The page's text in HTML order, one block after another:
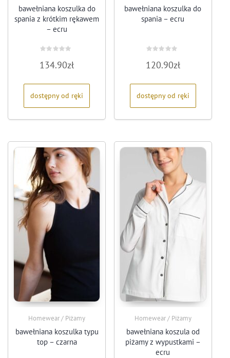
bawełniana koszulka do
spania z krótkim rękawem
– ecru
0
na
134.90zł
dostępny od ręki
bawełniana koszulka do
spania – ecru
0
na
120.90zł
dostępny od ręki
Homewear / Piżamy
bawełniana koszulka typu
top – czarna
Homewear / Piżamy
bawełniana koszula od
piżamy z wypustkami –
ecru